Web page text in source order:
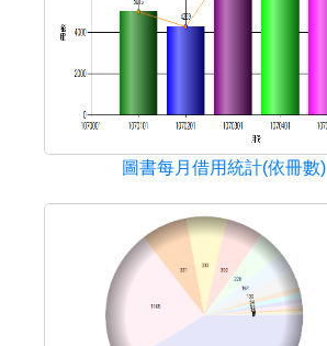
圖書每月借用統計(依冊數)